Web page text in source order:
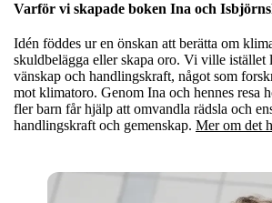
Varför vi skapade boken Ina och
Idén föddes ur en önskan att berätta om
skuldbelägga eller skapa oro. Vi ville istället
vänskap och handlingskraft, något som
mot klimatoro. Genom Ina och hennes resa
fler barn får hjälp att omvandla rädsla och
handlingskraft och gemenskap. Mer om det